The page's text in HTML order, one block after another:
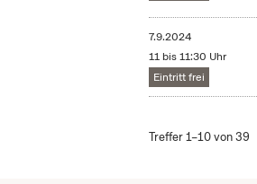
7.9.2024
11 bis 11:30 Uhr
Eintritt frei
Treffer 1–10 von 39